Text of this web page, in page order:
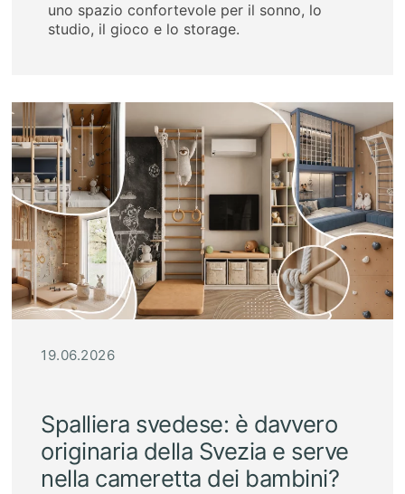
uno spazio confortevole per il sonno, lo
studio, il gioco e lo storage.
19.06.2026
Spalliera svedese: è davvero
originaria della Svezia e serve
nella cameretta dei bambini?